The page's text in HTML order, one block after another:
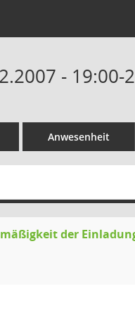
- 19:00-
Anwesenheit
der